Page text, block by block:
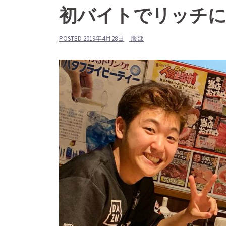
初バイトでリッチに
POSTED 2019年4月28日 服部